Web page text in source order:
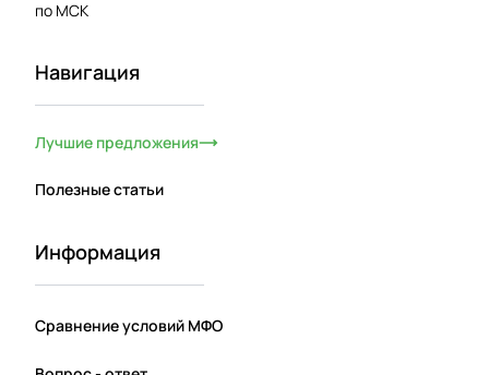
по МСК
Навигация
Лучшие предложения
Полезные статьи
Информация
Сравнение условий МФО